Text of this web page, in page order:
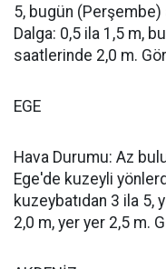
5, bugün
Dalga: 0,5 ila 1,5 m,
saatlerinde 2,0 m.
EGE
Hava Durumu: Az
Ege'de kuzeyli
kuzeybatıdan 3 ila 5,
2,0 m, yer yer 2,5 m.